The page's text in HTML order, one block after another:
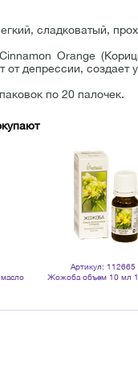
сладковатый,
Orange
от депрессии, создает
по 20 палочек.
Артикул: 112665
Жожоба объем 10 мл